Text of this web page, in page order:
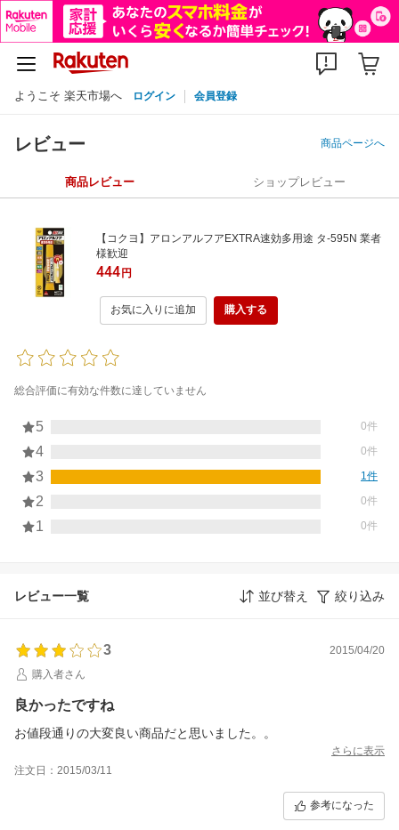
ようこそ 楽天市場へ ログイン 会員登録
レビュー 商品ページへ
商品レビュー ショップレビュー
【コクヨ】アロンアルフアEXTRA速効多用途 タ-595N 業者
様歓迎
444円
お気に入りに追加 購入する
総合評価に有効な件数に達していません
5 0件
4 0件
3 1件
2 0件
1 0件
レビュー一覧 並び替え 絞り込み
3
2015/04/20
購入者さん
良かったですね
お値段通りの大変良い商品だと思いました。。
さらに表示
注文日：2015/03/11
参考になった